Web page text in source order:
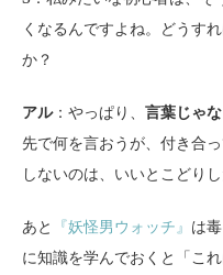
くなるんですよね。どうす
か？
アル：やっぱり、 言葉じゃ
先で何を言おうが、付き合
しないのは、いいとこどり
あと 『妖怪男ウォッチ』 は
に知識を学んでおくと「こ